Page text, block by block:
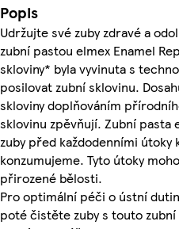
Popis
Udržujte své zuby zdravé a
zubní pastou elmex Enamel
skloviny* byla vyvinuta s
posilovat zubní sklovinu.
skloviny doplňováním
sklovinu zpěvňují. Zubní pasta
zuby před každodenními útoky
konzumujeme. Tyto útoky
přirozené bělosti.
Pro optimální péči o ústní
poté čistěte zuby s touto